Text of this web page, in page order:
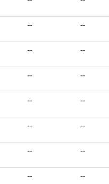
-- --
-- --
-- --
-- --
-- --
-- --
-- --